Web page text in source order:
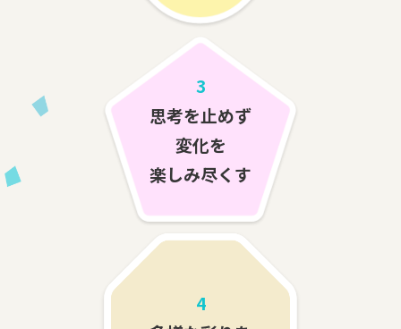
3
思考を止めず
変化を
楽しみ尽くす
4